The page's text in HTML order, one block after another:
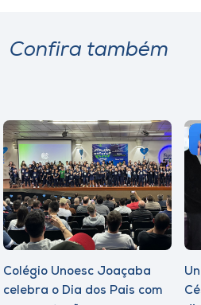
Confira também
Colégio Unoesc Joaçaba
celebra o Dia dos Pais com